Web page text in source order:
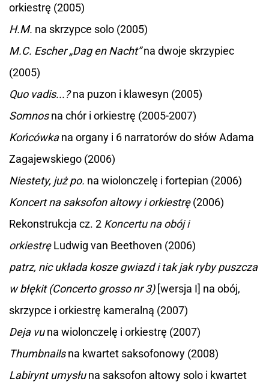
orkiestrę (2005)
H.M. na skrzypce solo (2005)
M.C. Escher „Dag en Nacht”na dwoje skrzypiec
(2005)
Quo vadis...?na puzon i klawesyn (2005)
Somnosna chór i orkiestrę (2005-2007)
Końcówkana organy i 6 narratorów do słów Adama
Zagajewskiego (2006)
Niestety, już po. na wiolonczelę i fortepian (2006)
Koncert na saksofon altowy i orkiestrę(2006)
Rekonstrukcja cz. 2 Koncertu na obój i
orkiestręLudwig van Beethoven (2006)
patrz, nic układa kosze gwiazd i tak jak ryby puszcza
w błękit (Concerto grosso nr 3)[wersja I] na obój,
skrzypce i orkiestrę kameralną (2007)
Deja vuna wiolonczelę i orkiestrę (2007)
Thumbnailsna kwartet saksofonowy (2008)
Labirynt umysłuna saksofon altowy solo i kwartet